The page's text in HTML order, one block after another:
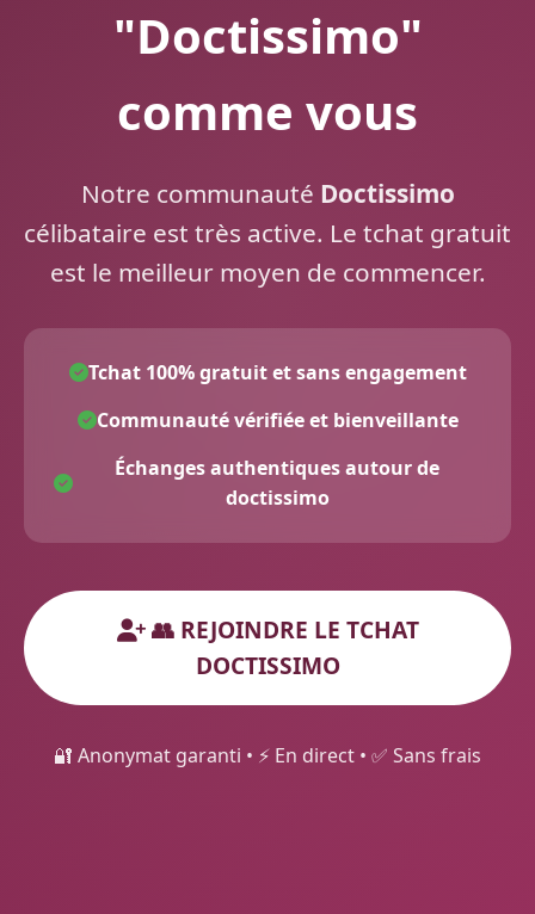
"Doctissimo"
comme vous
Notre communauté Doctissimo
célibataire est très active. Le tchat gratuit
est le meilleur moyen de commencer.
Tchat 100% gratuit et sans engagement
Communauté vérifiée et bienveillante
Échanges authentiques autour de
doctissimo
👥 REJOINDRE LE TCHAT
DOCTISSIMO
🔐 Anonymat garanti • ⚡ En direct • ✅ Sans frais